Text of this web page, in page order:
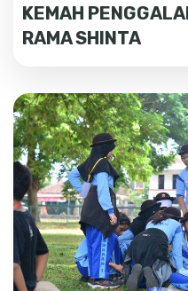
KEMAH
RAMA SHINTA